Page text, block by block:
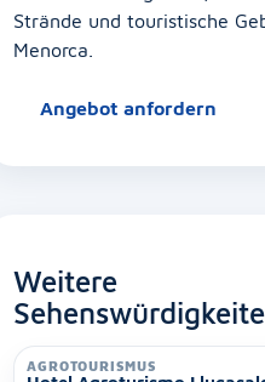
Strände und touristische
Menorca.
Angebot anfordern
Weitere
AGROTOURISMUS